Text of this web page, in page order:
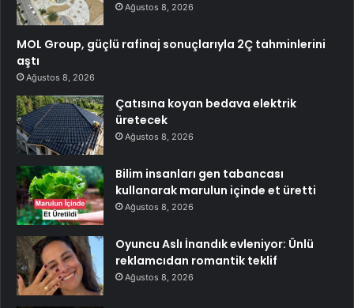
Ağustos 8, 2026
MOL Group, güçlü rafinaj sonuçlarıyla 2Ç tahminlerini
aştı
Ağustos 8, 2026
Çatısına koyan bedava elektrik
üretecek
Ağustos 8, 2026
Bilim insanları gen tabancası
kullanarak marulun içinde et üretti
Ağustos 8, 2026
Oyuncu Aslı İnandık evleniyor: Ünlü
reklamcıdan romantik teklif
Ağustos 8, 2026